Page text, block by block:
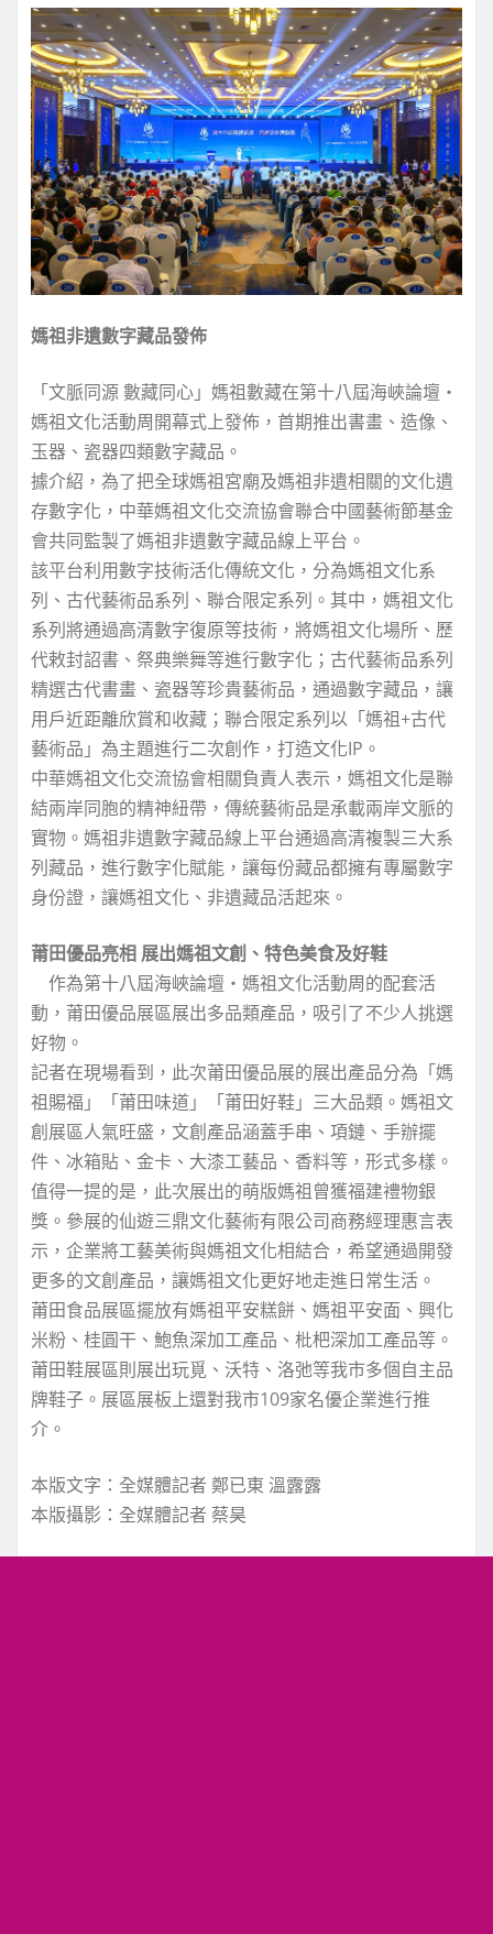
媽祖非遺數字藏品發佈
「文脈同源 數藏同心」媽祖數藏在第十八屆海峽論壇‧
媽祖文化活動周開幕式上發佈，首期推出書畫、造像、
玉器、瓷器四類數字藏品。
據介紹，為了把全球媽祖宮廟及媽祖非遺相關的文化遺
存數字化，中華媽祖文化交流協會聯合中國藝術節基金
會共同監製了媽祖非遺數字藏品線上平台。
該平台利用數字技術活化傳統文化，分為媽祖文化系
列、古代藝術品系列、聯合限定系列。其中，媽祖文化
系列將通過高清數字復原等技術，將媽祖文化場所、歷
代敕封詔書、祭典樂舞等進行數字化；古代藝術品系列
精選古代書畫、瓷器等珍貴藝術品，通過數字藏品，讓
用戶近距離欣賞和收藏；聯合限定系列以「媽祖+古代
藝術品」為主題進行二次創作，打造文化IP。
中華媽祖文化交流協會相關負責人表示，媽祖文化是聯
結兩岸同胞的精神紐帶，傳統藝術品是承載兩岸文脈的
實物。媽祖非遺數字藏品線上平台通過高清複製三大系
列藏品，進行數字化賦能，讓每份藏品都擁有專屬數字
身份證，讓媽祖文化、非遺藏品活起來。
莆田優品亮相 展出媽祖文創、特色美食及好鞋
作為第十八屆海峽論壇‧媽祖文化活動周的配套活
動，莆田優品展區展出多品類產品，吸引了不少人挑選
好物。
記者在現場看到，此次莆田優品展的展出產品分為「媽
祖賜福」「莆田味道」「莆田好鞋」三大品類。媽祖文
創展區人氣旺盛，文創產品涵蓋手串、項鏈、手辦擺
件、冰箱貼、金卡、大漆工藝品、香料等，形式多樣。
值得一提的是，此次展出的萌版媽祖曾獲福建禮物銀
獎。參展的仙遊三鼎文化藝術有限公司商務經理惠言表
示，企業將工藝美術與媽祖文化相結合，希望通過開發
更多的文創產品，讓媽祖文化更好地走進日常生活。
莆田食品展區擺放有媽祖平安糕餅、媽祖平安面、興化
米粉、桂圓干、鮑魚深加工產品、枇杷深加工產品等。
莆田鞋展區則展出玩覓、沃特、洛弛等我市多個自主品
牌鞋子。展區展板上還對我市109家名優企業進行推
介。
本版文字：全媒體記者 鄭已東 溫露露
本版攝影：全媒體記者 蔡昊